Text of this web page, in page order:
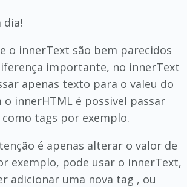
dia!
o innerText são bem parecidos
importante, no innerText
apenas texto para o valeu do
o innerHTML é possivel passar
tags por exemplo.
é apenas alterar o valor de
exemplo, pode usar o innerText,
adicionar uma nova tag , ou